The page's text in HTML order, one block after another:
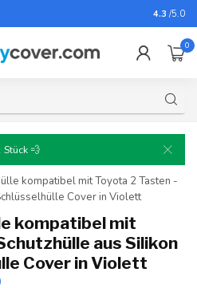
Für fast
4.3 /5.0
0
Stück 💨
kompatibel mit Toyota 2 Tasten -
Cover in Violett
kompatibel mit
aus Silikon
Cover in Violett